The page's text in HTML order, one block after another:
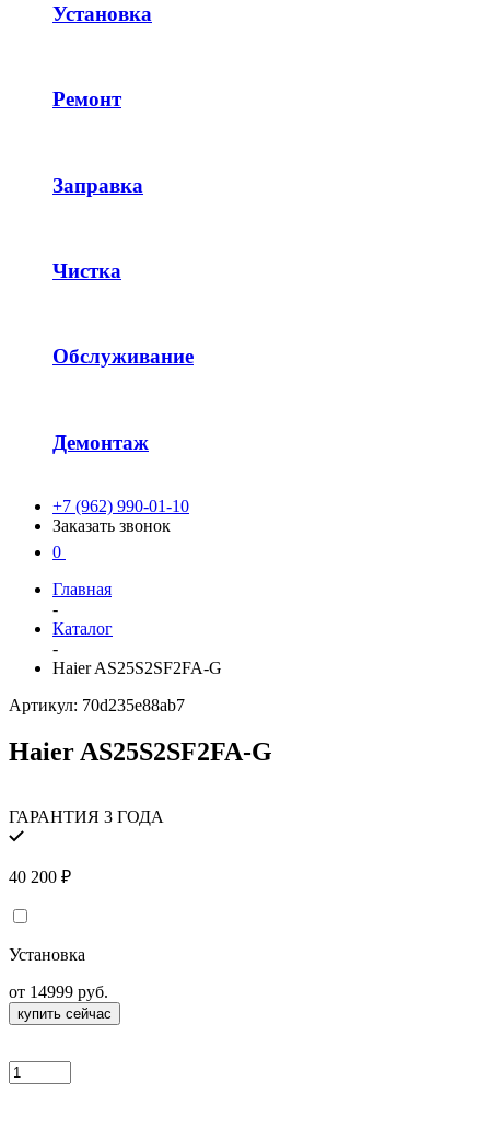
Установка
Ремонт
Заправка
Чистка
Обслуживание
Демонтаж
+7 (962) 990-01-10
Заказать звонок
0
Главная
-
Каталог
-
Haier AS25S2SF2FA-G
Артикул: 70d235e88ab7
Haier AS25S2SF2FA-G
ГАРАНТИЯ 3 ГОДА
40 200 ₽
Установка
от 14999 руб.
купить сейчас